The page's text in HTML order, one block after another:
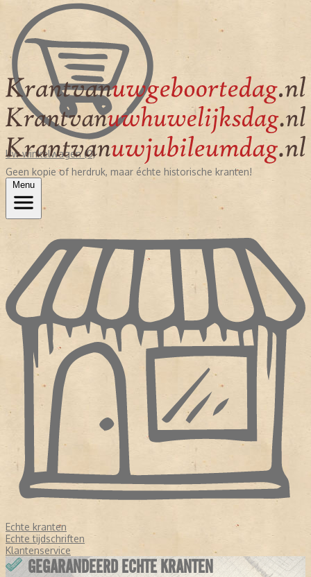
Uw winkelwagen (0)
Geen kopie of herdruk, maar échte historische kranten!
Menu
Echte kranten
Echte tijdschriften
Klantenservice
GEGARANDEERD ECHTE KRANTEN